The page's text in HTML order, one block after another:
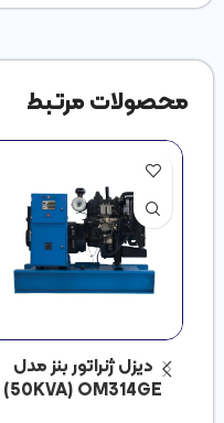
محصولات مرتبط
دیزل ژنراتور بنز مدل
50KVA) OM314GE)